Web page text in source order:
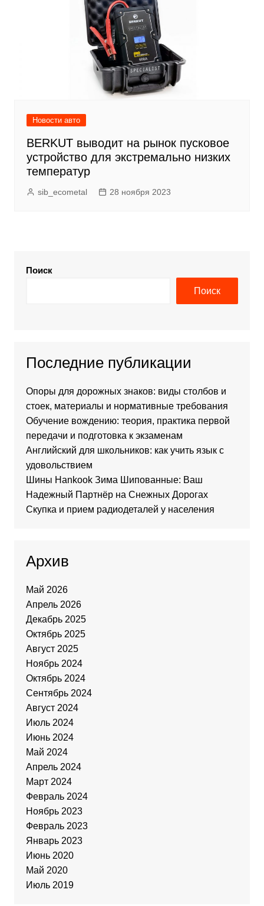
Новости авто
BERKUT выводит на рынок пусковое
устройство для экстремально низких
температур
sib_ecometal 28 ноября 2023
Поиск
Поиск
Последние публикации
Опоры для дорожных знаков: виды столбов и
стоек, материалы и нормативные требования
Обучение вождению: теория, практика первой
передачи и подготовка к экзаменам
Английский для школьников: как учить язык с
удовольствием
Шины Hankook Зима Шипованные: Ваш
Надежный Партнёр на Снежных Дорогах
Скупка и прием радиодеталей у населения
Архив
Май 2026
Апрель 2026
Декабрь 2025
Октябрь 2025
Август 2025
Ноябрь 2024
Октябрь 2024
Сентябрь 2024
Август 2024
Июль 2024
Июнь 2024
Май 2024
Апрель 2024
Март 2024
Февраль 2024
Ноябрь 2023
Февраль 2023
Январь 2023
Июнь 2020
Май 2020
Июль 2019